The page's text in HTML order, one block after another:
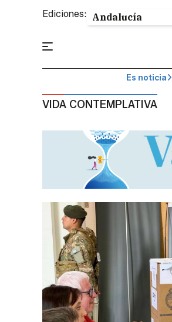
Ediciones:
Es noticia
VIDA CONTEMPLATIVA